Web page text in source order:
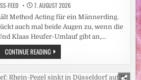
FEED 7. AUGUST 2026
Method Acting für ein Männerding.
auch mal beide Augen zu, wenn die
Klaas Heufer-Umlauf gibt an,…
CONTINUE READINGLEUTE:
DAS
ARSCHLOCH
SET